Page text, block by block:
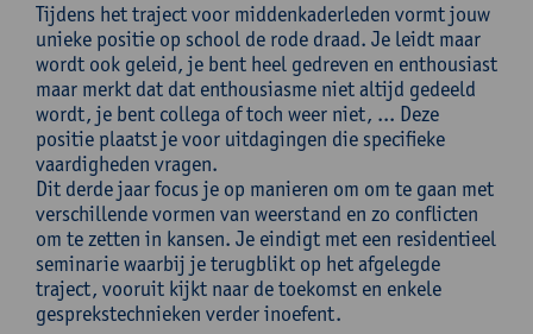
Tijdens het traject voor middenkaderleden vormt jouw
unieke positie op school de rode draad. Je leidt maar
wordt ook geleid, je bent heel gedreven en enthousiast
maar merkt dat dat enthousiasme niet altijd gedeeld
wordt, je bent collega of toch weer niet, ... Deze
positie plaatst je voor uitdagingen die specifieke
vaardigheden vragen.
Dit derde jaar focus je op manieren om om te gaan met
verschillende vormen van weerstand en zo conflicten
om te zetten in kansen. Je eindigt met een residentieel
seminarie waarbij je terugblikt op het afgelegde
traject, vooruit kijkt naar de toekomst en enkele
gesprekstechnieken verder inoefent.